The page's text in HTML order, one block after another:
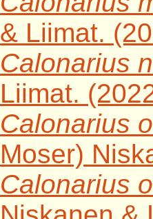
& Liimat.
Calonarius
Liimat.
Calonarius
Moser)
Calonarius